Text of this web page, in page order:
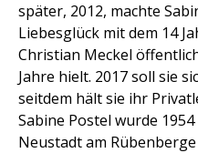
später, 2012, machte
Liebesglück mit dem 14
Christian Meckel
Jahre hielt. 2017 soll sie
seitdem hält sie ihr
Sabine Postel wurde
Neustadt am